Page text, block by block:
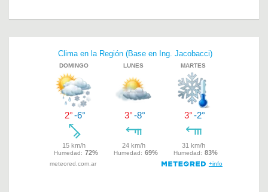
ce at
s
A
p
p
tt
er
entradas